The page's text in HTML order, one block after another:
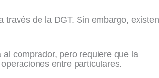
través de la DGT. Sin embargo, existen
comprador, pero requiere que la
entre particulares.